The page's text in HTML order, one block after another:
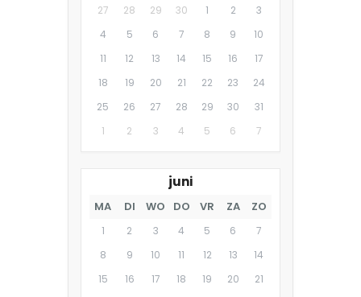
27 28 29 30 1 2
3
4
5 6 7 8 9
10
11
12 13 14 15 16
17
18
19 20 21 22 23
24
25
26 27 28 29 30
31
1
2 3 4 5 6 7
juni
MA DI WO DO VR ZA ZO
1 2 3 4 5 6
7
8
9 10 11 12 13
14
15
16 17 18 19 20
21